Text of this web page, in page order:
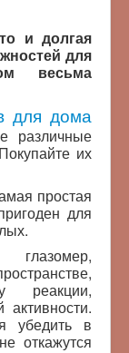
и долгая
для
весьма
для дома
различные
их
простая
для
реакции,
активности.
убедить в
откажутся